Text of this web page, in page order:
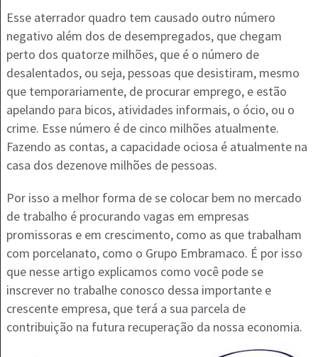
Esse aterrador quadro tem causado outro número
negativo além dos de desempregados, que chegam
perto dos quatorze milhões, que é o número de
desalentados, ou seja, pessoas que desistiram, mesmo
que temporariamente, de procurar emprego, e estão
apelando para bicos, atividades informais, o ócio, ou o
crime. Esse número é de cinco milhões atualmente.
Fazendo as contas, a capacidade ociosa é atualmente na
casa dos dezenove milhões de pessoas.
Por isso a melhor forma de se colocar bem no mercado
de trabalho é procurando vagas em empresas
promissoras e em crescimento, como as que trabalham
com porcelanato, como o Grupo Embramaco. É por isso
que nesse artigo explicamos como você pode se
inscrever no trabalhe conosco dessa importante e
crescente empresa, que terá a sua parcela de
contribuição na futura recuperação da nossa economia.